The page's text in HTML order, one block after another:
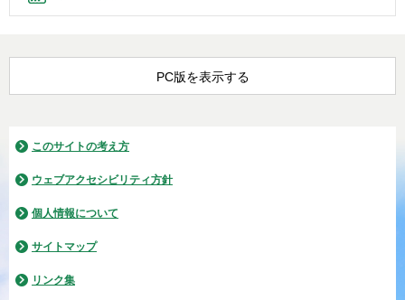
PC版を表示する
このサイトの考え方
ウェブアクセシビリティ方針
個人情報について
サイトマップ
リンク集